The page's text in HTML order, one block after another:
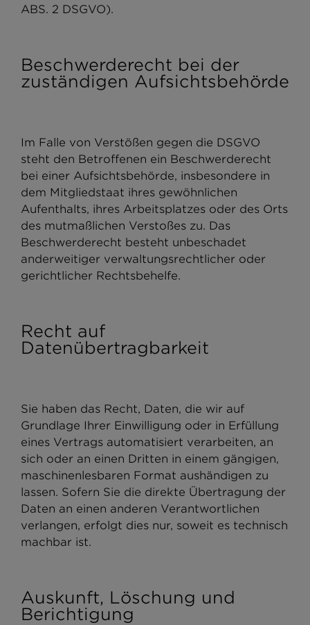
ABS. 2 DSGVO).
Beschwerderecht bei der
zuständigen Aufsichtsbehörde
Im Falle von Verstößen gegen die DSGVO
steht den Betroffenen ein Beschwerderecht
bei einer Aufsichtsbehörde, insbesondere in
dem Mitgliedstaat ihres gewöhnlichen
Aufenthalts, ihres Arbeitsplatzes oder des Orts
des mutmaßlichen Verstoßes zu. Das
Beschwerderecht besteht unbeschadet
anderweitiger verwaltungsrechtlicher oder
gerichtlicher Rechtsbehelfe.
Recht auf
Datenübertragbarkeit
Sie haben das Recht, Daten, die wir auf
Grundlage Ihrer Einwilligung oder in Erfüllung
eines Vertrags automatisiert verarbeiten, an
sich oder an einen Dritten in einem gängigen,
maschinenlesbaren Format aushändigen zu
lassen. Sofern Sie die direkte Übertragung der
Daten an einen anderen Verantwortlichen
verlangen, erfolgt dies nur, soweit es technisch
machbar ist.
Auskunft, Löschung und
Berichtigung